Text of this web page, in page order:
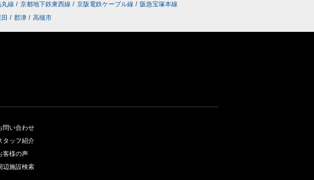
線 / 京都地下鉄東西線 / 京阪電鉄ケーブル線 / 阪急宝塚本線
/ 郡津 / 高槻市
問い合わせ
タッフ紹介
客様の声
辺施設検索